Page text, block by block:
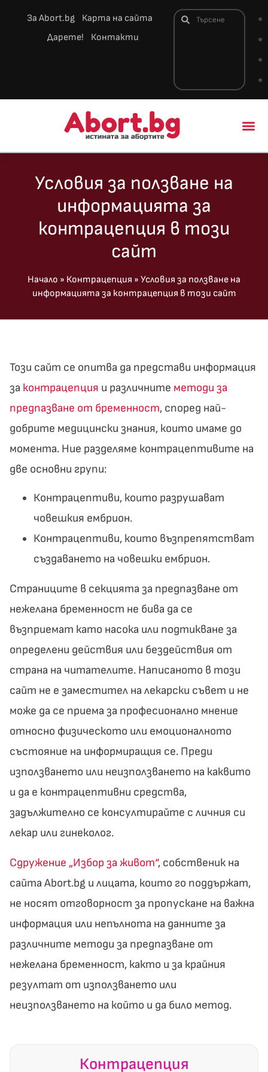
За Abort.bg
Карта на сайта
Дарете!
Контакти
Условия за ползване на
информацията за
контрацепция в този
сайт
Начало » Контрацепция » Условия за ползване на
информацията за контрацепция в този сайт
Този сайт се опитва да представи информация
за контрацепция и различните методи за
предпазване от бременност, според най-
добрите медицински знания, които имаме до
момента. Ние разделяме контрацептивите на
две основни групи:
Контрацептиви, които разрушават
човешкия ембрион.
Контрацептиви, които възпрепятстват
създаването на човешки ембрион.
Страниците в секцията за предпазване от
нежелана бременност не бива да се
възприемат като насока или подтикване за
определени действия или бездействия от
страна на читателите. Написаното в този
сайт не е заместител на лекарски съвет и не
може да се приема за професионално мнение
относно физическото или емоционалното
състояние на информиращия се. Преди
използването или неизползването на каквито
и да е контрацептивни средства,
задължително се консултирайте с личния си
лекар или гинеколог.
Сдружение „Избор за живот“, собственик на
сайта Abort.bg и лицата, които го поддържат,
не носят отговорност за пропускане на важна
информация или непълнота на данните за
различните методи за предпазване от
нежелана бременност, както и за крайния
резултат от използването или
неизползването на който и да било метод.
Контрацепция